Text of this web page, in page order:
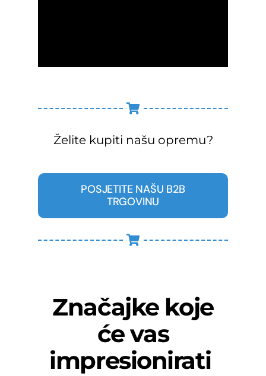
Želite kupiti našu opremu?
POSJETITE NAŠU B2B
TRGOVINU
Značajke koje
će vas
impresionirati